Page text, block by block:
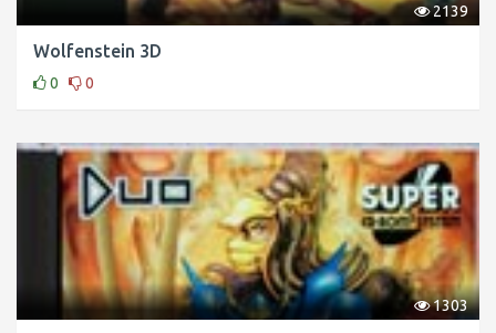
2139
Wolfenstein 3D
0 0
1303